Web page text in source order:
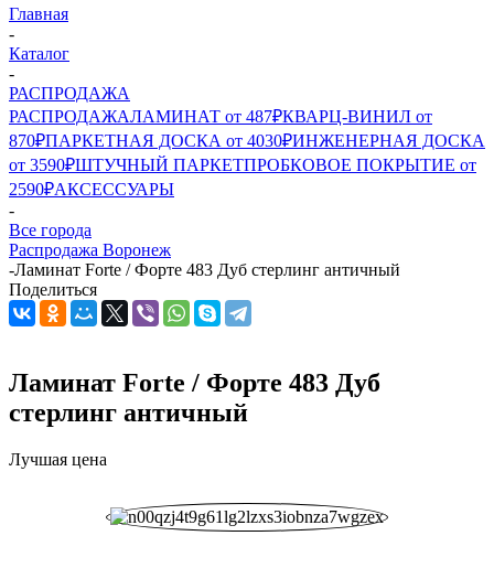
Главная
-
Каталог
-
РАСПРОДАЖА
РАСПРОДАЖАЛАМИНАТ от 487₽КВАРЦ-ВИНИЛ от
870₽ПАРКЕТНАЯ ДОСКА от 4030₽ИНЖЕНЕРНАЯ ДОСКА
от 3590₽ШТУЧНЫЙ ПАРКЕТПРОБКОВОЕ ПОКРЫТИЕ от
2590₽АКСЕССУАРЫ
-
Все города
Распродажа Воронеж
-Ламинат Forte / Форте 483 Дуб стерлинг античный
Поделиться
Ламинат Forte / Форте 483 Дуб
стерлинг античный
Лучшая цена